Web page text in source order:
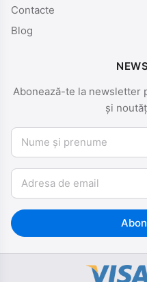
Contacte
Blog
Abonează-te la newsletter
și
Nume și prenume
Email